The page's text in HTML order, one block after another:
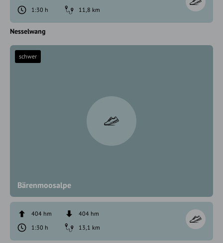
1:30 h
11,8 km
Nesselwang
Bärenmoosalpe
schwer
404 hm
404 hm
1:30 h
13,1 km